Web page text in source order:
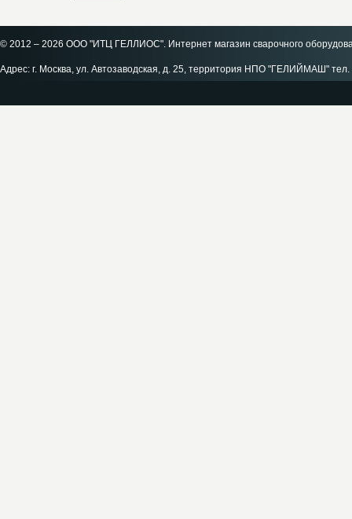
© 2012 – 2026 ООО "ИТЦ ГЕЛЛИОС". Интернет магазин сварочного
Адрес: г. Москва, ул. Автозаводская, д. 25, территория НПО "ГЕЛИЙМАШ"